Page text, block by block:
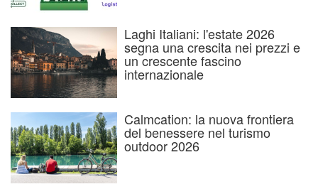
Laghi Italiani: l'estate 2026
segna una crescita nei prezzi e
un crescente fascino
internazionale
Calmcation: la nuova frontiera
del benessere nel turismo
outdoor 2026